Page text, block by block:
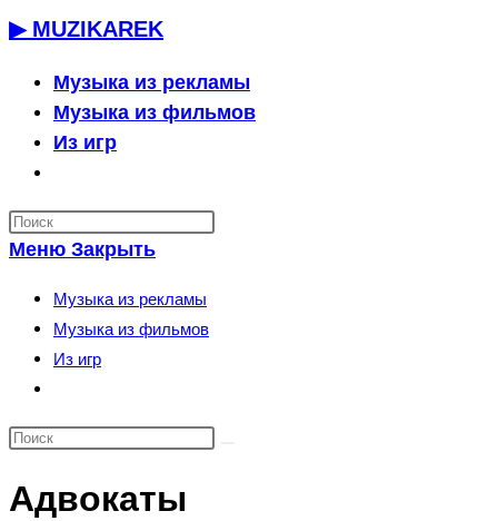
Перейти
содержимому
▶ MUZIKAREK
Музыка из рекламы
Музыка из фильмов
Из игр
по
веб-
сайту
Меню Закрыть
Музыка из рекламы
Музыка из фильмов
Из игр
по
сайту
Адвокаты